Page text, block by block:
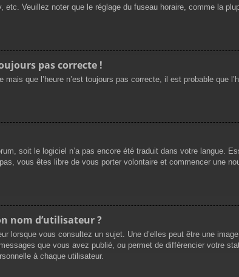
Veuillez noter que le réglage du fuseau horaire, comme la
pas correcte !
que l’heure n’est toujours pas correcte, il est probable que
soit le logiciel n’a pas encore été traduit dans votre langue.
vous êtes libre de vous porter volontaire et commencer une
nom d’utilisateur ?
lorsque vous consultez un sujet. Une d’elles peut être une
que vous avez publié, ou permet de différencier votre
à chaque utilisateur.